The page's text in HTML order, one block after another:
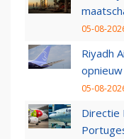
05-08-
Riyadh
05-08-
Directie